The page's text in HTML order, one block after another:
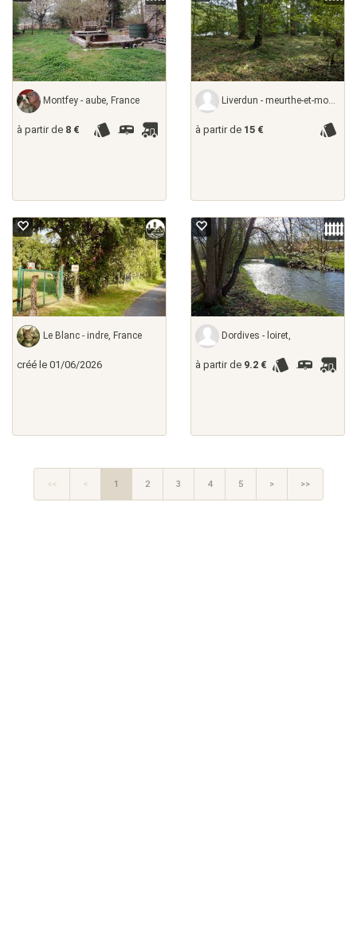
Montfey - aube, France
à partir de 8 €
Liverdun - meurthe-et-moselle,
à partir de 15 €
Le Blanc - indre, France
créé le 01/06/2026
Dordives - loiret,
à partir de 9.2 €
<< < 1 2 3 4 5 > >>